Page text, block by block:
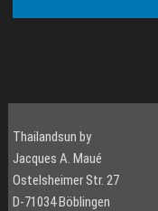
Thailandsun by
Jacques A. Maué
Ostelsheimer Str. 27
D-71034 Böblingen